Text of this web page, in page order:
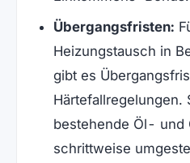
Übergangsfristen:
Heizungstausch in
gibt es
Härtefallregelungen.
bestehende Öl- und
schrittweise